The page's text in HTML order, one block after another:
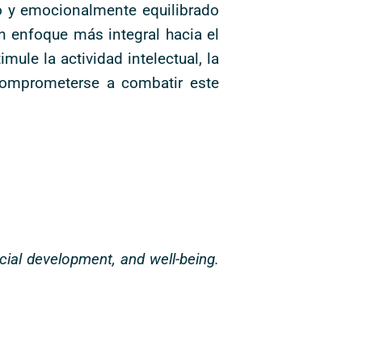
emocionalmente equilibrado
enfoque más integral hacia el
la actividad intelectual, la
a combatir este
development, and well-being.